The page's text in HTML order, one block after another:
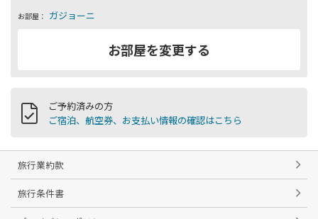
お部屋：
ご予約済みの方
ご宿泊、航空券、お支払い情報の確認はこちら
旅行業約款
旅行条件書